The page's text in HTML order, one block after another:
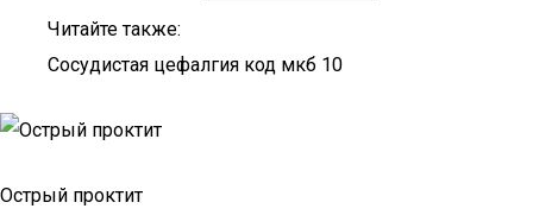
Читайте также:
Сосудистая цефалгия код мкб 10
Острый проктит